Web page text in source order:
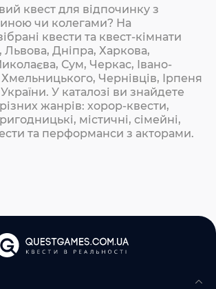
квест для відпочинку з
чи колегами? На
квести та квест-кімнати
Львова, Дніпра, Харкова,
Сум, Черкас, Івано-
Чернівців, Ірпеня
У каталозі ви знайдете
різних жанрів: хорор-квести,
містичні, сімейні,
та перформанси з акторами.